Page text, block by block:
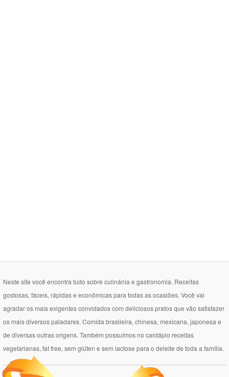
Neste site você encontra tudo sobre culinánia e gastronomia. Receitas
gostosas, fáceis, rápidas e econômicas para todas as ocasiões. Você vai
agradar os mais exigentes convidados com deliciosos pratos que vão satisfazer
os mais diversos paladares. Comida brasileira, chinesa, mexicana, japonesa e
de diversas outras origens. Também possuímos no cardápio receitas
vegetarianas, fat free, sem glúten e sem lactose para o deleite de toda a família.